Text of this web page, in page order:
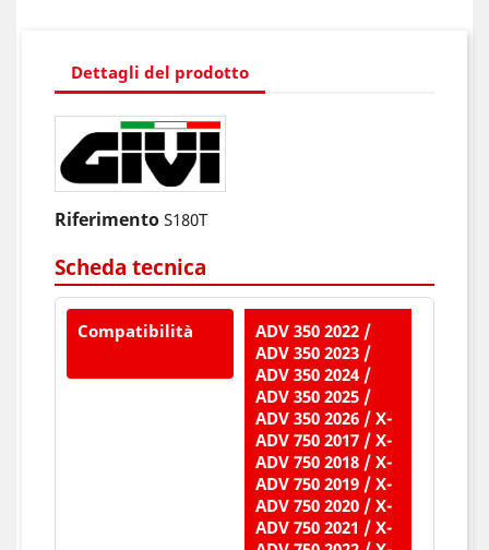
Dettagli del prodotto
Riferimento S180T
Scheda tecnica
Compatibilità
ADV 350 2022 /
ADV 350 2023 /
ADV 350 2024 /
ADV 350 2025 /
ADV 350 2026 / X-
ADV 750 2017 / X-
ADV 750 2018 / X-
ADV 750 2019 / X-
ADV 750 2020 / X-
ADV 750 2021 / X-